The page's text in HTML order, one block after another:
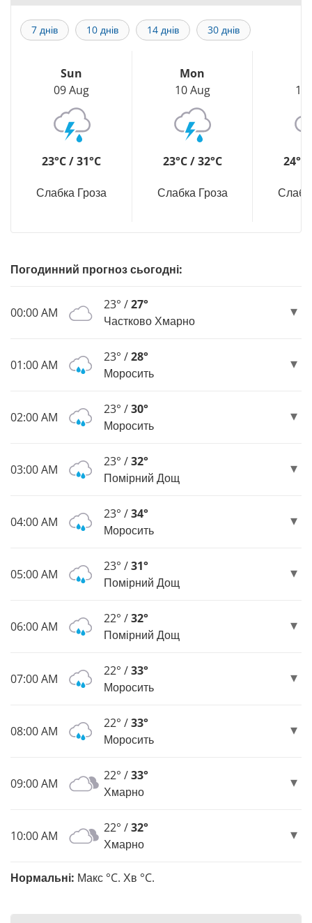
7 днів 10 днів 14 днів 30 днів
Sun
09 Aug
23°C / 31°C
Слабка Гроза
Mon
10 Aug
23°C / 32°C
Слабка Гроза
11
24°C
Погодинний прогноз сьогодні:
00:00 AM
23° /27°
Частково Хмарно
01:00 AM
23° /28°
Моросить
02:00 AM
23° /30°
Моросить
03:00 AM
23° /32°
Помірний Дощ
04:00 AM
23° /34°
Моросить
05:00 AM
23° /31°
Помірний Дощ
06:00 AM
22° /32°
Помірний Дощ
07:00 AM
22° /33°
Моросить
08:00 AM
22° /33°
Моросить
09:00 AM
22° /33°
Хмарно
10:00 AM
22° /32°
Хмарно
Нормальні: Макс °C. Хв °C.